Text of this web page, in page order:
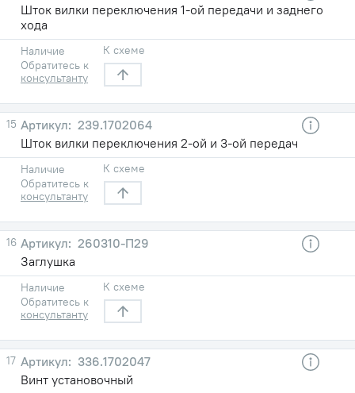
Шток вилки переключения 1-ой передачи и заднего
хода
Наличие
Обратитесь к
консультанту
К схеме
15
239.1702064
Шток вилки переключения 2-ой и 3-ой передач
Наличие
Обратитесь к
консультанту
К схеме
16
260310-П29
Заглушка
Наличие
Обратитесь к
консультанту
К схеме
17
336.1702047
Винт установочный